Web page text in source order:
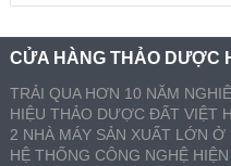
CỬA HÀNG THẢO DƯỢC
TRẢI QUA HƠN 10 NĂM
HIỆU THẢO DƯỢC ĐẤT VIỆT
2 NHÀ MÁY SẢN XUẤT LỚN
HỆ THỐNG CÔNG NGHỆ